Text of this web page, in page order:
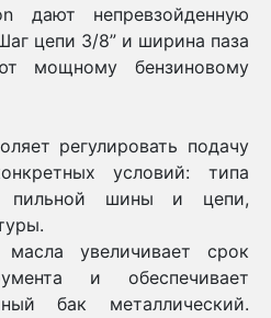
дают непревзойденную
цепи 3/8” и ширина паза
мощному бензиновому
регулировать подачу
условий: типа
пильной шины и цепи,
увеличивает срок
и обеспечивает
бак металлический.